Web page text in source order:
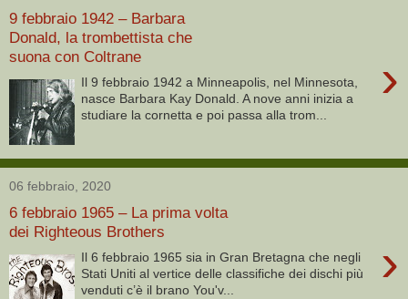
9 febbraio 1942 – Barbara
Donald, la trombettista che
suona con Coltrane
›
Il 9 febbraio 1942 a Minneapolis, nel Minnesota,
nasce Barbara Kay Donald. A nove anni inizia a
studiare la cornetta e poi passa alla trom...
06 febbraio, 2020
6 febbraio 1965 – La prima volta
dei Righteous Brothers
›
Il 6 febbraio 1965 sia in Gran Bretagna che negli
Stati Uniti al vertice delle classifiche dei dischi più
venduti c’è il brano You'v...